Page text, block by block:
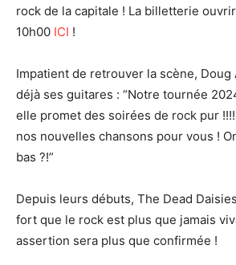
rock de la capitale ! La billetterie
10h00 ICI !
Impatient de retrouver la scène, Doug
déjà ses guitares : “Notre tournée
elle promet des soirées de rock pur !!!!
nos nouvelles chansons pour vous !
bas ?!”
Depuis leurs débuts, The Dead
fort que le rock est plus que jamais
assertion sera plus que confirmée !